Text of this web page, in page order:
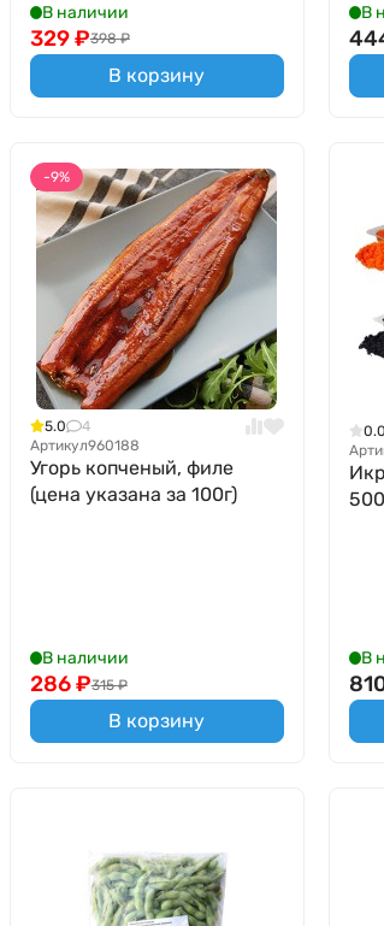
В наличии
398 ₽
329₽
В корзину
В
-9%
5.0
4
Артикул960188
Угорь копченый, филе
(цена указана за 100г)
В наличии
315 ₽
286₽
В корзину
В